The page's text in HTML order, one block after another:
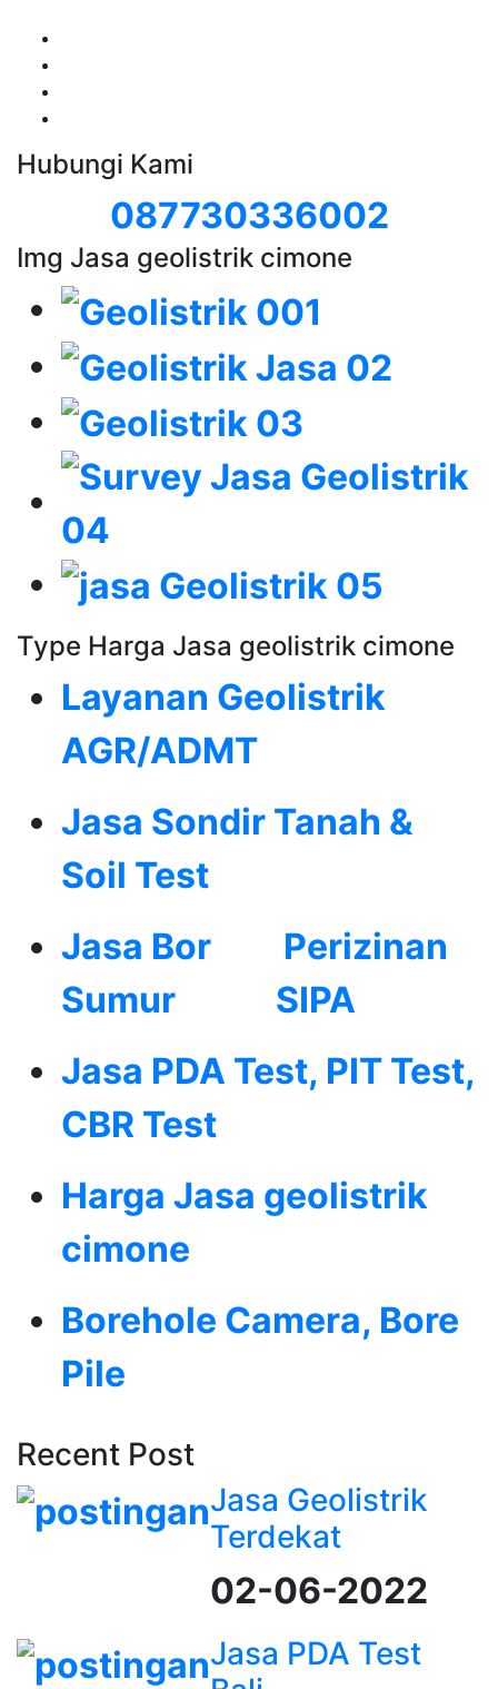
Hubungi Kami
087730336002
Img Jasa geolistrik cimone
Type Harga Jasa geolistrik cimone
Layanan Geolistrik
AGR/ADMT
Jasa Sondir Tanah &
Soil Test
Jasa Bor
Sumur
Perizinan
SIPA
Jasa PDA Test, PIT Test,
CBR Test
Harga Jasa geolistrik
cimone
Borehole Camera, Bore
Pile
Recent Post
Jasa Geolistrik
Terdekat
02-06-2022
Jasa PDA Test